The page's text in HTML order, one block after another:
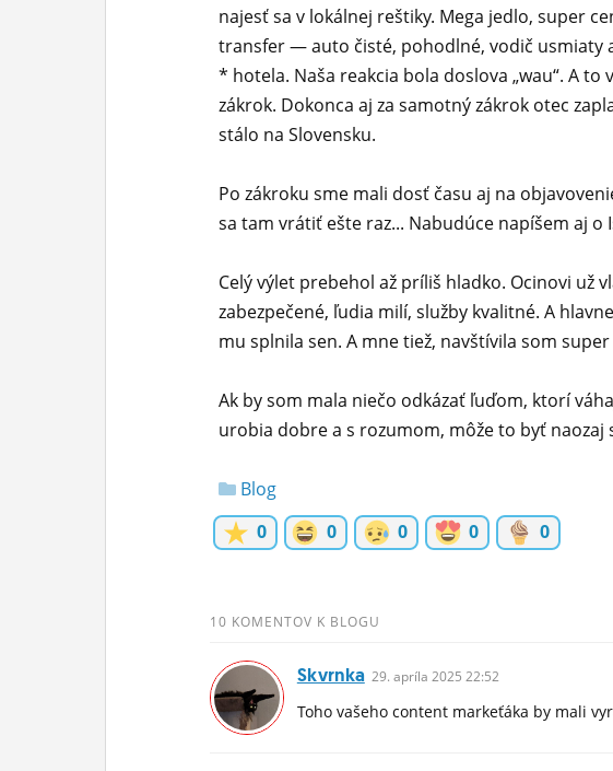
najesť sa v lokálnej reštiky. Mega jedlo, super
transfer — auto čisté, pohodlné, vodič usmiaty
* hotela. Naša reakcia bola doslova „wau“. A to
zákrok. Dokonca aj za samotný zákrok otec
stálo na Slovensku.
Po zákroku sme mali dosť času aj na
sa tam vrátiť ešte raz... Nabudúce napíšem aj
Celý výlet prebehol až príliš hladko. Ocinovi už
zabezpečené, ľudia milí, služby kvalitné. A
mu splnila sen. A mne tiež, navštívila som
Ak by som mala niečo odkázať ľuďom, ktorí
urobia dobre a s rozumom, môže to byť naozaj
Blog
0
0 0 0 0
10 KOMENTOV K BLOGU
Skvrnka 29. apríla 2025 22:52
Toho vašeho content markeťáka by mali